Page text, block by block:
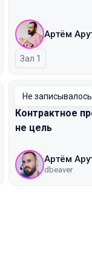
Артём
Зал 1
Не записывалось
Контрактное
не цель
Артём
dbeaver